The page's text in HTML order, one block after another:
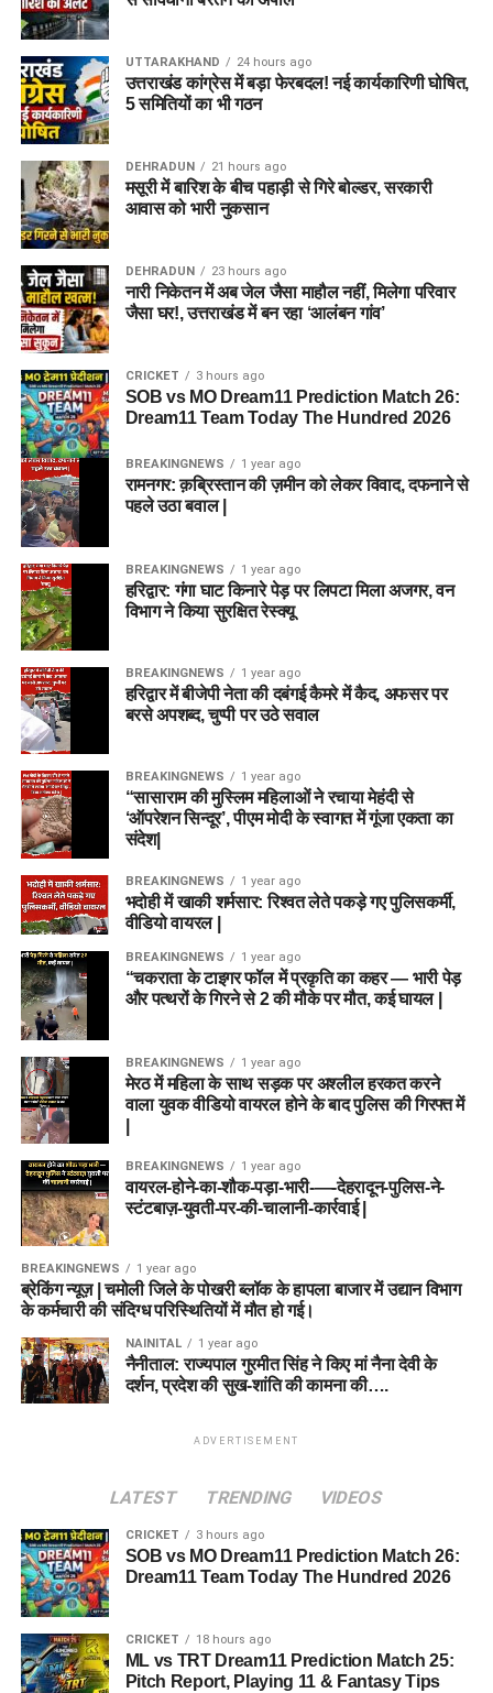
UTTARAKHAND 24 hours ago
उत्तराखंड कांग्रेस में बड़ा फेरबदल! नई कार्यकारिणी घोषित,
5 समितियों का भी गठन
DEHRADUN 21 hours ago
मसूरी में बारिश के बीच पहाड़ी से गिरे बोल्डर, सरकारी
आवास को भारी नुकसान
DEHRADUN 23 hours ago
नारी निकेतन में अब जेल जैसा माहौल नहीं, मिलेगा परिवार
जैसा घर!, उत्तराखंड में बन रहा ‘आलंबन गांव’
CRICKET 3 hours ago
SOB vs MO Dream11 Prediction Match 26:
Dream11 Team Today The Hundred 2026
BREAKINGNEWS 1 year ago
रामनगर: क़ब्रिस्तान की ज़मीन को लेकर विवाद, दफनाने से
पहले उठा बवाल |
BREAKINGNEWS 1 year ago
हरिद्वार: गंगा घाट किनारे पेड़ पर लिपटा मिला अजगर, वन
विभाग ने किया सुरक्षित रेस्क्यू
BREAKINGNEWS 1 year ago
हरिद्वार में बीजेपी नेता की दबंगई कैमरे में कैद, अफसर पर
बरसे अपशब्द, चुप्पी पर उठे सवाल
BREAKINGNEWS 1 year ago
“सासाराम की मुस्लिम महिलाओं ने रचाया मेहंदी से
‘ऑपरेशन सिन्दूर’, पीएम मोदी के स्वागत में गूंजा एकता का
संदेश|
BREAKINGNEWS 1 year ago
भदोही में खाकी शर्मसार: रिश्वत लेते पकड़े गए पुलिसकर्मी,
वीडियो वायरल |
BREAKINGNEWS 1 year ago
“चकराता के टाइगर फॉल में प्रकृति का कहर — भारी पेड़
और पत्थरों के गिरने से 2 की मौके पर मौत, कई घायल |
BREAKINGNEWS 1 year ago
मेरठ में महिला के साथ सड़क पर अश्लील हरकत करने
वाला युवक वीडियो वायरल होने के बाद पुलिस की गिरफ्त में
BREAKINGNEWS 1 year ago
वायरल-होने-का-शौक-पड़ा-भारी-—-देहरादून-पुलिस-ने-
स्टंटबाज़-युवती-पर-की-चालानी-कार्रवाई |
BREAKINGNEWS 1 year ago
ब्रेकिंग न्यूज़ | चमोली जिले के पोखरी ब्लॉक के हापला बाजार में उद्यान विभाग
के कर्मचारी की संदिग्ध परिस्थितियों में मौत हो गई।
NAINITAL 1 year ago
नैनीताल: राज्यपाल गुरमीत सिंह ने किए मां नैना देवी के
दर्शन, प्रदेश की सुख-शांति की कामना की….
ADVERTISEMENT
LATEST TRENDING VIDEOS
CRICKET 3 hours ago
SOB vs MO Dream11 Prediction Match 26:
Dream11 Team Today The Hundred 2026
CRICKET 18 hours ago
ML vs TRT Dream11 Prediction Match 25:
Pitch Report, Playing 11 & Fantasy Tips